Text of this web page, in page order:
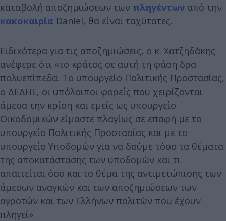
καταβολή αποζημιώσεων των πληγέντων από την
κακοκαιρία Daniel, θα είναι ταχύτατες.
Ειδικότερα για τις αποζημιώσεις, ο κ. Χατζηδάκης
ανέφερε ότι «το κράτος σε αυτή τη φάση δρα
πολυεπίπεδα. Το υπουργείο Πολιτικής Προστασίας,
ο ΔΕΔΗΕ, οι υπόλοιποι φορείς που χειρίζονται
άμεσα την κρίση και εμείς ως υπουργείο
Οικοδομικών είμαστε πλαγίως σε επαφή με το
υπουργείο Πολιτικής Προστασίας και με το
υπουργείο Υποδομών για να δούμε τόσο τα θέματα
της αποκατάστασης των υποδομών και τι
απαιτείται όσο και το θέμα της αντιμετώπισης των
άμεσων αναγκών και των αποζημιώσεων των
αγροτών και των Ελλήνων πολιτών που έχουν
πληγεί».